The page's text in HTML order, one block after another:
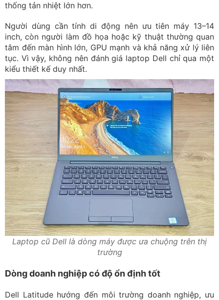
thống tản nhiệt lớn hơn.
Người dùng cần tính di động nên ưu tiên máy 13–14
inch, còn người làm đồ họa hoặc kỹ thuật thường quan
tâm đến màn hình lớn, GPU mạnh và khả năng xử lý liên
tục. Vì vậy, không nên đánh giá laptop Dell chỉ qua một
kiểu thiết kế duy nhất.
Laptop cũ Dell là dòng máy được ưa chuộng trên thị
trường
Dòng doanh nghiệp có độ ổn định tốt
Dell Latitude hướng đến môi trường doanh nghiệp, ưu